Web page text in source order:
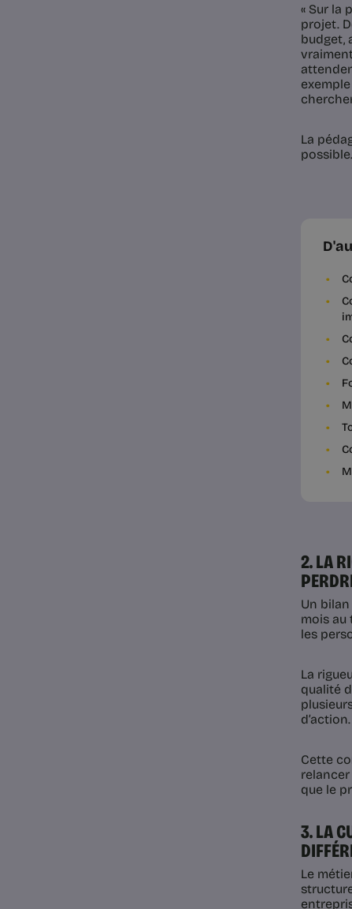
« Sur la
projet.
budget,
La
2. LA
Un
mois au
les
La
qualité
d’action.
Cette
que le
3. LA
Le